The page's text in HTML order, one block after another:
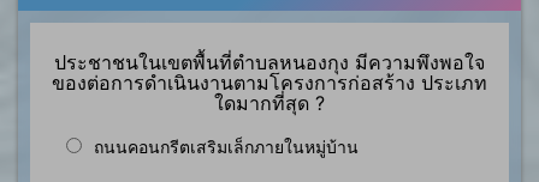
ประชาชนในเขตพื้นที่ตำบลหนองกุง มีความพึงพอใจ
ของต่อการดำเนินงานตามโครงการก่อสร้าง ประเภท
ใดมากที่สุด ?
ถนนคอนกรีตเสริมเล็กภายในหมู่บ้าน